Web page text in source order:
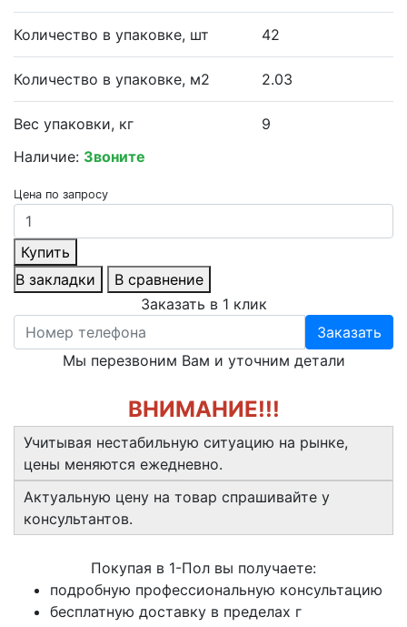
Количество в упаковке, шт 42
Количество в упаковке, м2 2.03
Вес упаковки, кг
9
Наличие: Звоните
Цена по запросу
Купить
В закладки
В сравнение
Заказать в 1 клик
Заказать
Мы перезвоним Вам и уточним детали
ВНИМАНИЕ!!!
Учитывая нестабильную ситуацию на рынке,
цены меняются ежедневно.
Актуальную цену на товар спрашивайте у
консультантов.
Покупая в 1-Пол вы получаете:
подробную профессиональную консультацию
бесплатную доставку в пределах г